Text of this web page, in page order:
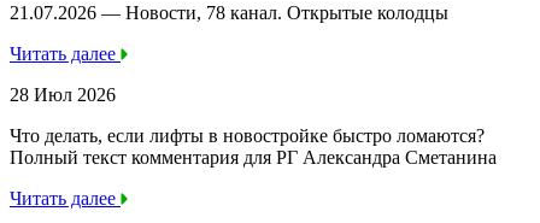
21.07.2026 — Новости, 78 канал. Открытые колодцы
Читать далее
28 Июл 2026
Что делать, если лифты в новостройке быстро ломаются?
Полный текст комментария для РГ Александра Сметанина
Читать далее